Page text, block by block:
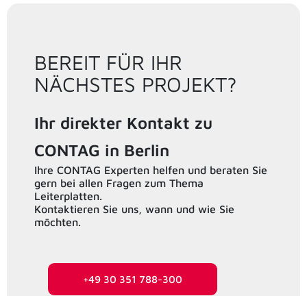
BEREIT FÜR IHR
NÄCHSTES PROJEKT?
Ihr direkter Kontakt zu
CONTAG in Berlin
Ihre CONTAG Experten helfen und beraten Sie
gern bei allen Fragen zum Thema
Leiterplatten.
Kontaktieren Sie uns, wann und wie Sie
möchten.
+49 30 351 788-300